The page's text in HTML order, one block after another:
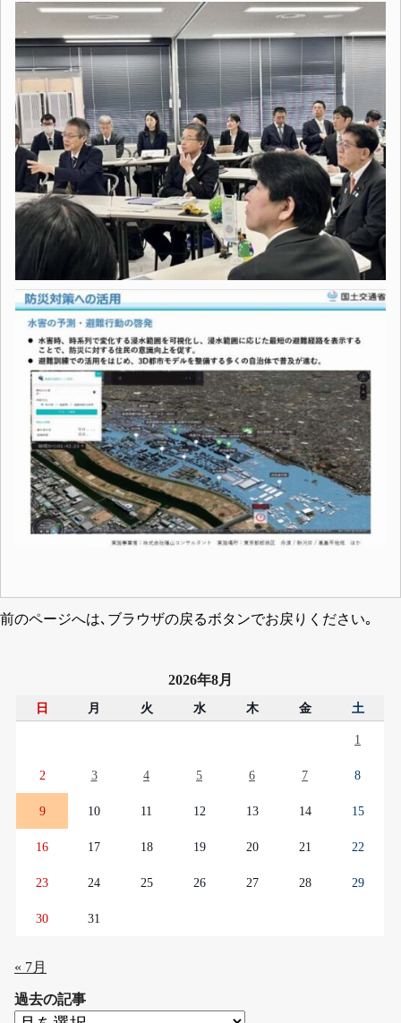
前のページへは､ブラウザの戻るボタンでお戻りください｡
2026年8月
日 月 火 水 木 金 土
1
2 3 4 5 6 7 8
9 10 11 12 13 14 15
16 17 18 19 20 21 22
23 24 25 26 27 28 29
30 31
« 7月
過去の記事
過